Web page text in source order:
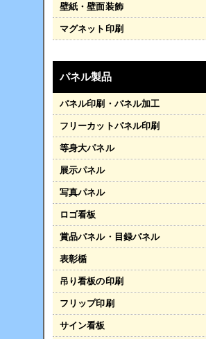
壁紙・壁面装飾
マグネット印刷
パネル製品
パネル印刷・パネル加工
フリーカットパネル印刷
等身大パネル
展示パネル
写真パネル
ロゴ看板
賞品パネル・目録パネル
表彰楯
吊り看板の印刷
フリップ印刷
サイン看板